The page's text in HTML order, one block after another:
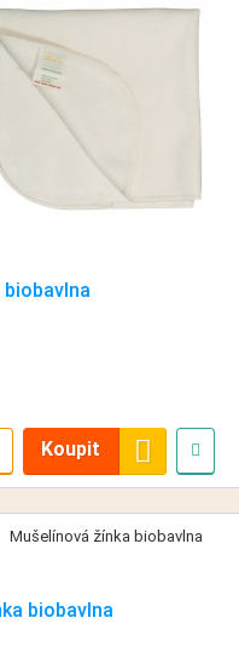
biobavlna
Koupit
biobavlna